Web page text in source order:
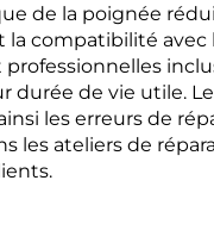
de la poignée
compatibilité
durée de vie utile.
les erreurs de
les ateliers de